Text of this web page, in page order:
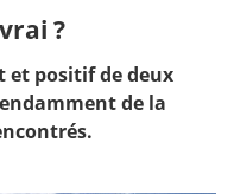
?
et positif de deux
de la